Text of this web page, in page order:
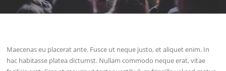
Maecenas eu placerat ante. Fusce ut neque justo, et aliquet enim. In
hac habitasse platea dictumst. Nullam commodo neque erat, vitae